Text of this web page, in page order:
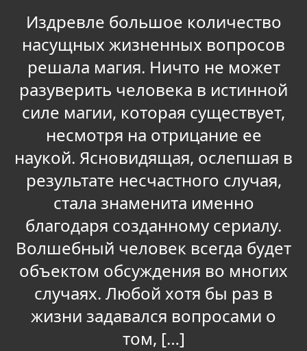
Издревле большое количество
насущных жизненных вопросов
решала магия. Ничто не может
разуверить человека в истинной
силе магии, которая существует,
несмотря на отрицание ее
наукой. Ясновидящая, ослепшая в
результате несчастного случая,
стала знаменита именно
благодаря созданному сериалу.
Волшебный человек всегда будет
объектом обсуждения во многих
случаях. Любой хотя бы раз в
жизни задавался вопросами о
том, […]